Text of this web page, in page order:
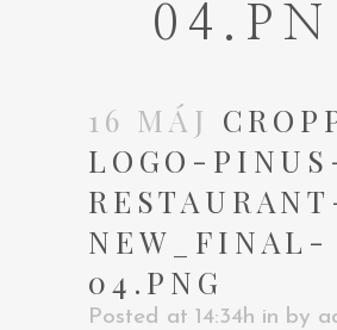
16 MÁJ
LOGO-
NEW_FINAL-
04.PNG
Posted at 14:34h in by